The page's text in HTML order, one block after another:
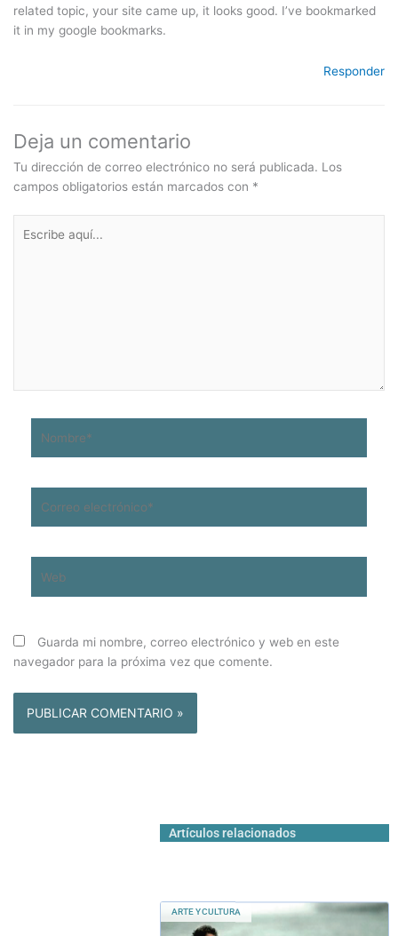
related topic, your site came up, it looks good. I’ve bookmarked
it in my google bookmarks.
Responder
Deja un comentario
Tu dirección de correo electrónico no será publicada. Los
campos obligatorios están marcados con *
aquí...
electrónico*
Guarda mi nombre, correo electrónico y web en este
navegador para la próxima vez que comente.
Artículos relacionados